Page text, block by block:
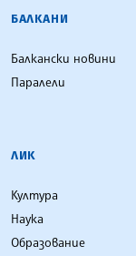
БАЛКАНИ
Балкански новини
Паралели
ЛИК
Култура
Наука
Образование